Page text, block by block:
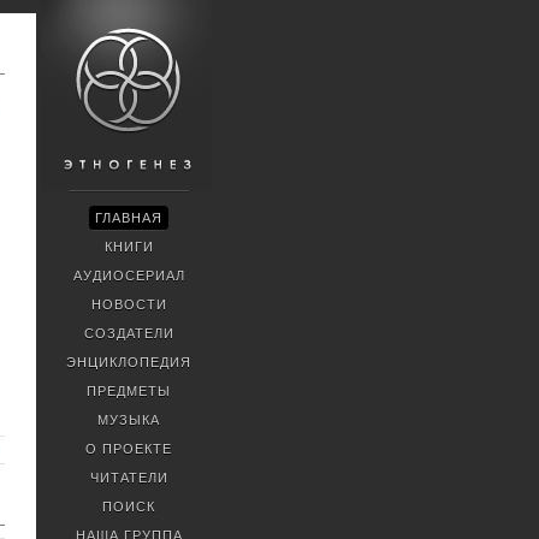
ГЛАВНАЯ
КНИГИ
АУДИОСЕРИАЛ
НОВОСТИ
СОЗДАТЕЛИ
ЭНЦИКЛОПЕДИЯ
ПРЕДМЕТЫ
МУЗЫКА
О ПРОЕКТЕ
ЧИТАТЕЛИ
ПОИСК
НАША ГРУППА